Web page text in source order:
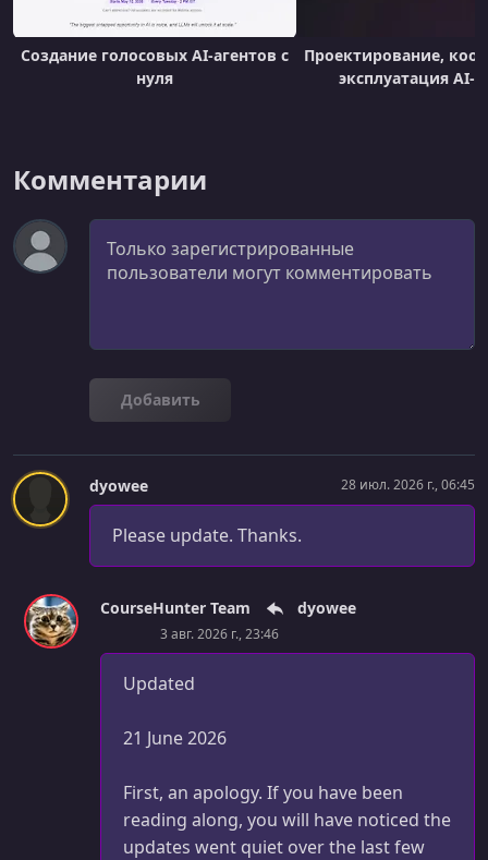
Создание голосовых AI-агентов с
нуля
Проектирование,
эксплуатация AI-
Комментарии
Комментарий
Добавить
dyowee 28 июл. 2026 г., 06:45
Please update. Thanks.
CourseHunter Team dyowee
3 авг. 2026 г., 23:46
Updated
21 June 2026
First, an apology. If you have been
reading along, you will have noticed the
updates went quiet over the last few